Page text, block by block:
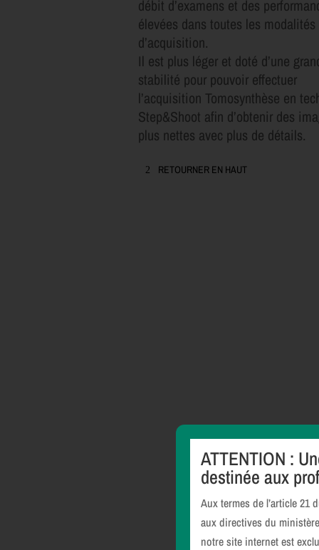
débit d’examens et des
élevées dans toutes les modalités
d’acquisition.
Il est plus léger et doté d’une
stabilité pour pouvoir effectuer
l’acquisition Tomosynthèse en
Step&Shoot afin d’obtenir des
plus nettes avec plus de détails.
RETOURNER EN HAUT
ATTENTION :
destinée aux
Aux termes de l’article 21
aux directives du
notre site internet est